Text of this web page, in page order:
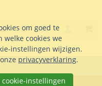
info@seltmann-
Stel uw vraag
085 76 07 000
Search
om goed te
cookies we
instellingen wijzigen.
privacyverklaring.
cookie-instellingen